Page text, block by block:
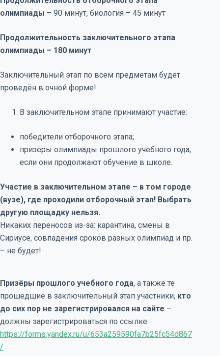
олимпиады – 90 минут, биология – 45 минут
Продолжительность заключительного этапа
олимпиады – 180 минут
Заключительный этап по всем предметам будет
проведён в очной форме!
В заключительном этапе принимают участие:
победители отборочного этапа;
призёры олимпиады прошлого учебного года,
если они продолжают обучение в школе.
Участие в заключительном этапе – в том городе
(вузе), где проходили отборочный этап! Выбрать
другую площадку нельзя.
Никаких переносов из-за: карантина, смены в
Сириусе, совпадения сроков разных олимпиад и пр.
– не будет!
Призёры прошлого учебного года, а также те
прошедшие в заключительный этап участники, кто
до сих пор не зарегистрировался на сайте –
должны зарегистрироваться по ссылке:
https://forms.yandex.ru/u/653a259590fa7b25fc54d867
/